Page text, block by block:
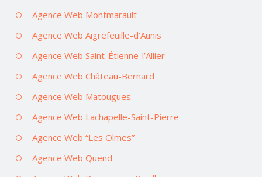
Agence Web Montmarault
Agence Web Aigrefeuille-d’Aunis
Agence Web Saint-Étienne-l’Allier
Agence Web Château-Bernard
Agence Web Matougues
Agence Web Lachapelle-Saint-Pierre
Agence Web “Les Olmes”
Agence Web Quend